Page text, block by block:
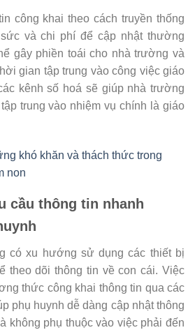
công khai theo cách truyền thống
và chi phí để cập nhật thường
gây phiền toái cho nhà trường và
gian tập trung vào công việc giáo
kênh số hoá sẽ giúp nhà trường
trung vào nhiệm vụ chính là giáo
khó khăn và thách thức trong
non
cầu thông tin nhanh
có xu hướng sử dụng các thiết bị
theo dõi thông tin về con cái. Việc
thức công khai thông tin qua các
phụ huynh dễ dàng cập nhật thông
không phụ thuộc vào việc phải đến